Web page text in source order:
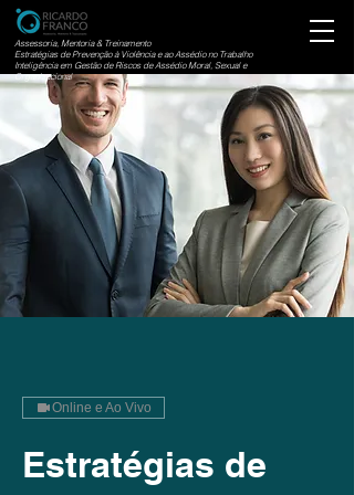
Assessoria, Mentoria & Treinamento
Estratégias de Prevenção à Violência e ao Assédio no Trabalho
Inteligência em Gestão de Riscos de Assédio Moral, Sexual e
Organizacional
Online e Ao Vivo
Estratégias de